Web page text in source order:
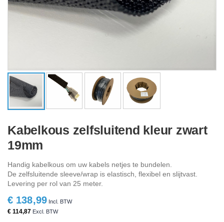
naar
het
begin
de
afbeeldingen-
gallerij
Kabelkous zelfsluitend kleur zwart
19mm
Handig kabelkous om uw kabels netjes te bundelen.
De zelfsluitende sleeve/wrap is elastisch, flexibel en slijtvast.
Levering per rol van 25 meter.
€ 138,99
€ 114,87